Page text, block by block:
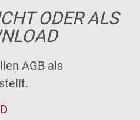
ODER ALS
AGB als